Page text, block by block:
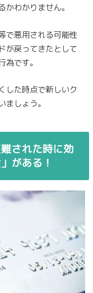
わかりません。
で悪用される可能性
が戻ってきたとして
です。
した時点で新しいク
しょう。
された時に効
がある！